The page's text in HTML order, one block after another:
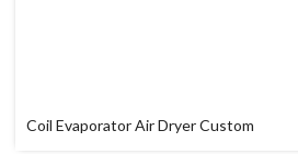
Coil Evaporator Air Dryer Custom